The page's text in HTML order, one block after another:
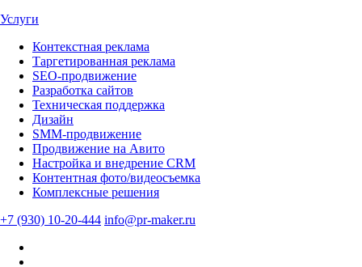
Услуги
Контекстная реклама
Таргетированная реклама
SEO-продвижение
Разработка сайтов
Техническая поддержка
Дизайн
SMM-продвижение
Продвижение на Авито
Настройка и внедрение CRM
Контентная фото/видеосъемка
Комплексные решения
+7 (930) 10-20-444 info@pr-maker.ru